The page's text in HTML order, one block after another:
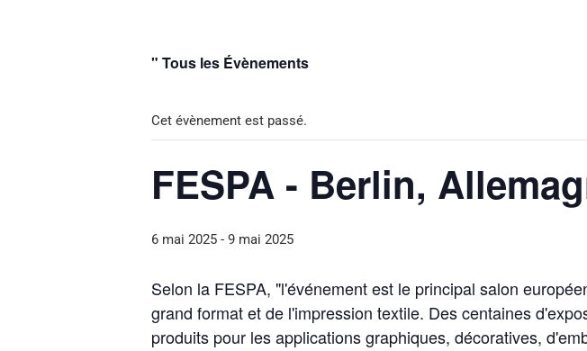
" Tous les Évènements
Cet évènement est passé.
FESPA - Berlin,
6 mai 2025 - 9 mai 2025
Selon la FESPA, "l'événement est le principal salon
grand format et de l'impression textile. Des centaines
produits pour les applications graphiques, décoratives,